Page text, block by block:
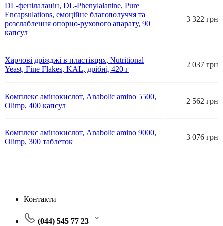
DL-фенілаланін, DL-Phenylalanine, Pure
Encapsulations, емоційне благополуччя та
розслаблення опорно-рухового апарату, 90
капсул
3 322 грн
Харчові дріжджі в пластівцях, Nutritional
Yeast, Fine Flakes, KAL, дрібні, 420 г
2 037 грн
Комплекс амінокислот, Anabolic amino 5500,
Olimp, 400 капсул
2 562 грн
Комплекс амінокислот, Anabolic amino 9000,
Olimp, 300 таблеток
3 076 грн
Контакти
(044) 545 77 23